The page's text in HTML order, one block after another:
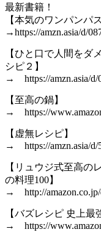
最新書籍！
【本気のワンパンパ
→https://amzn.asia/d/
【ひと口で人間をダ
シピ２】
→ https://amzn.asia/d/
【至高の鍋】
→ https://
【虚無レシピ】
→ https://amzn.asia/d/
【リュウジ式至高の
の料理100】
→ http://amazon.co.jp/
【バズレシピ 史上最
→ https://